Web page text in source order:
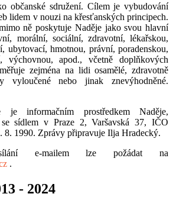
občanské sdružení. Cílem je vybudování
lidem v nouzi na křesťanských principech.
ně poskytuje Naděje jako svou hlavní
morální, sociální, zdravotní, lékařskou,
ubytovací, hmotnou, právní, poradenskou,
výchovnou, apod., včetně doplňkových
zejména na lidi osamělé, zdravotně
vyloučené nebo jinak znevýhodněné.
je informačním prostředkem Naděje,
se sídlem v Praze 2, Varšavská 37, IČO
8. 1990. Zprávy připravuje Ilja Hradecký.
e-mailem lze požádat na
.
- 2024